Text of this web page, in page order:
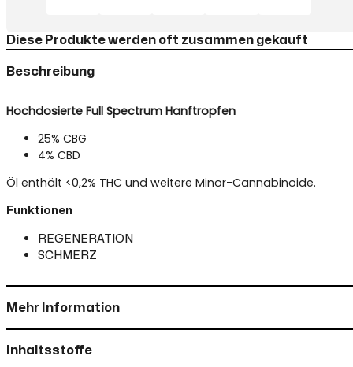
CBG
25%
CBD
Menge
Diese Produkte werden oft zusammen gekauft
Beschreibung
Hochdosierte Full Spectrum Hanftropfen
25% CBG
4% CBD
Öl enthält <0,2% THC und weitere Minor-Cannabinoide.
Funktionen
REGENERATION
SCHMERZ
Mehr Information
Inhaltsstoffe